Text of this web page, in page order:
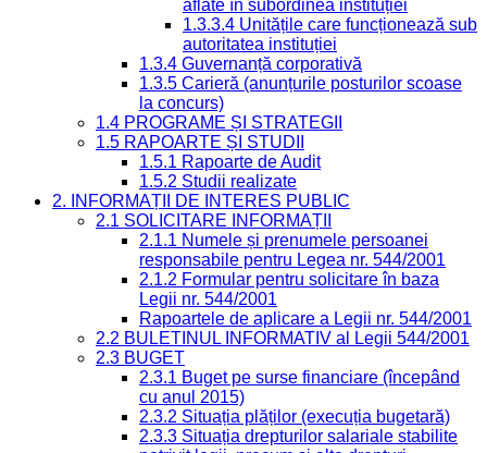
aflate în subordinea instituției
1.3.3.4 Unitățile care funcționează sub
autoritatea instituției
1.3.4 Guvernanță corporativă
1.3.5 Carieră (anunțurile posturilor scoase
la concurs)
1.4 PROGRAME ȘI STRATEGII
1.5 RAPOARTE ȘI STUDII
1.5.1 Rapoarte de Audit
1.5.2 Studii realizate
2. INFORMAȚII DE INTERES PUBLIC
2.1 SOLICITARE INFORMAȚII
2.1.1 Numele și prenumele persoanei
responsabile pentru Legea nr. 544/2001
2.1.2 Formular pentru solicitare în baza
Legii nr. 544/2001
Rapoartele de aplicare a Legii nr. 544/2001
2.2 BULETINUL INFORMATIV al Legii 544/2001
2.3 BUGET
2.3.1 Buget pe surse financiare (începând
cu anul 2015)
2.3.2 Situația plăților (execuția bugetară)
2.3.3 Situația drepturilor salariale stabilite